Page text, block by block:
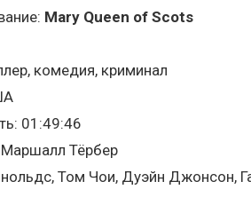
Mary Queen of Scots
комедия, криминал
01:49:46
Тёрбер
Том Чои, Дуэйн Джонсон,